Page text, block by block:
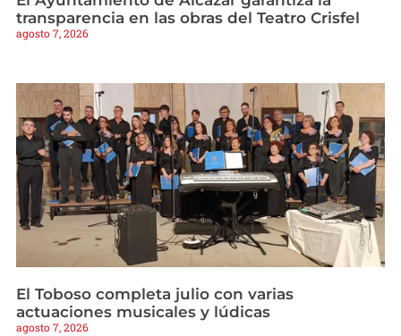
transparencia en las obras del Teatro Crisfel
agosto 7, 2026
El Toboso completa julio con varias
actuaciones musicales y lúdicas
agosto 7, 2026